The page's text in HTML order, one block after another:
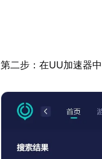
第二步：在UU加速器